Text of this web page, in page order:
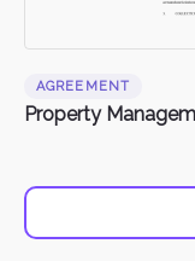
AGREEMENT